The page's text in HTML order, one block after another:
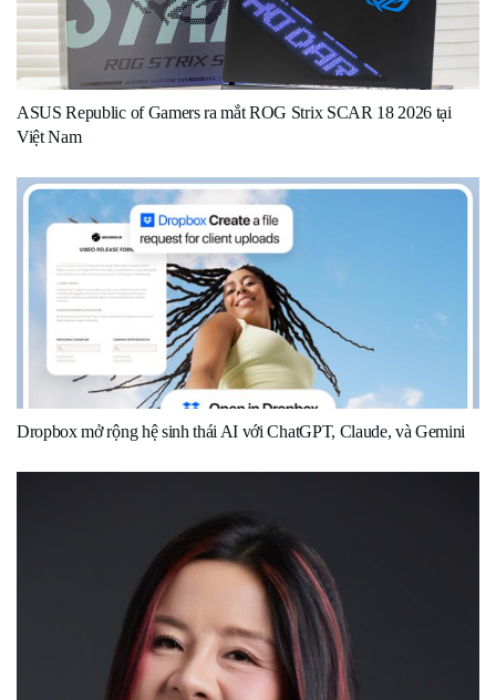
ASUS Republic of Gamers ra mắt ROG Strix SCAR 18 2026 tại
Việt Nam
Dropbox mở rộng hệ sinh thái AI với ChatGPT, Claude, và Gemini